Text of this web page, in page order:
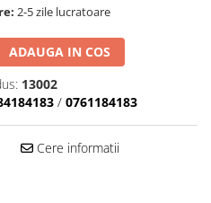
2-5 zile lucratoare
ADAUGA IN COS
13002
/ 0761184183
Cere informatii